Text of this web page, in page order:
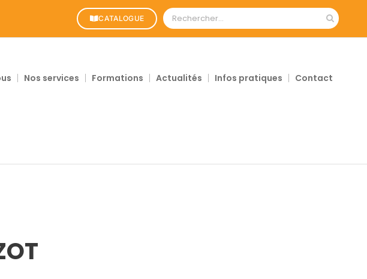
Rechercher:
CATALOGUE
Nos services Formations Actualités Infos pratiques Contact